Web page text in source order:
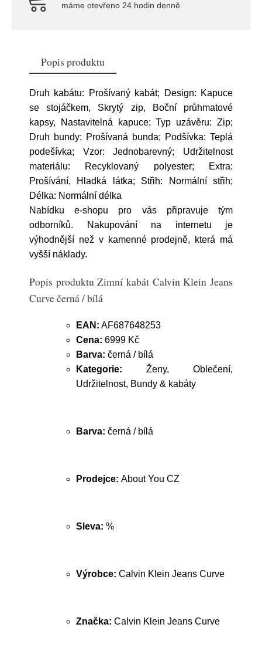
máme otevřeno 24 hodin denně
Popis produktu
Druh kabátu: Prošívaný kabát; Design: Kapuce
se stojáčkem, Skrytý zip, Boční průhmatové
kapsy, Nastavitelná kapuce; Typ uzávěru: Zip;
Druh bundy: Prošívaná bunda; Podšívka: Teplá
podešívka; Vzor: Jednobarevný; Udržitelnost
materiálu: Recyklovaný polyester; Extra:
Prošívání, Hladká látka; Střih: Normální střih;
Délka: Normální délka
Nabídku e-shopu pro vás připravuje tým
odborníků. Nakupování na internetu je
výhodnější než v kamenné prodejně, která má
vyšší náklady.
Popis produktu Zimní kabát Calvin Klein Jeans
Curve černá / bílá
EAN: AF687648253
Cena: 6999 Kč
Barva: černá / bílá
Kategorie: Ženy, Oblečení,
Udržitelnost, Bundy & kabáty
Barva: černá / bílá
Prodejce: About You CZ
Sleva: %
Výrobce: Calvin Klein Jeans Curve
Značka: Calvin Klein Jeans Curve